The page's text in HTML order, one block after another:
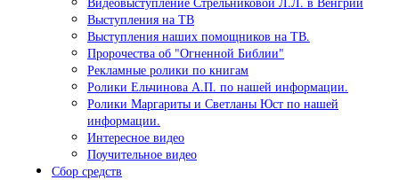
Выступления на ТВ
Выступления наших помощников на ТВ.
Пророчества об "Огненной Библии"
Рекламные ролики по книгам
Ролики Ельчинова А.П. по нашей информации.
Ролики Маргариты и Светланы Юст по нашей
информации.
Интересное видео
Поучительное видео
Сбор средств